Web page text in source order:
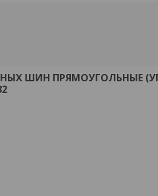
ШИН ПРЯМОУГОЛЬНЫЕ